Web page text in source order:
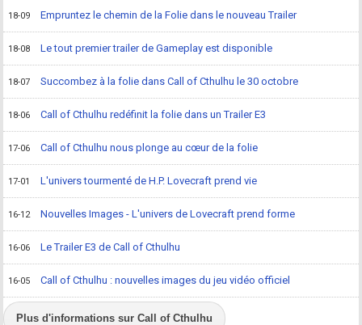
18-09 Empruntez le chemin de la Folie dans le nouveau Trailer
18-08 Le tout premier trailer de Gameplay est disponible
18-07 Succombez à la folie dans Call of Cthulhu le 30 octobre
18-06 Call of Cthulhu redéfinit la folie dans un Trailer E3
17-06 Call of Cthulhu nous plonge au cœur de la folie
17-01 L'univers tourmenté de H.P. Lovecraft prend vie
16-12 Nouvelles Images - L'univers de Lovecraft prend forme
16-06 Le Trailer E3 de Call of Cthulhu
16-05 Call of Cthulhu : nouvelles images du jeu vidéo officiel
Plus d'informations sur Call of Cthulhu